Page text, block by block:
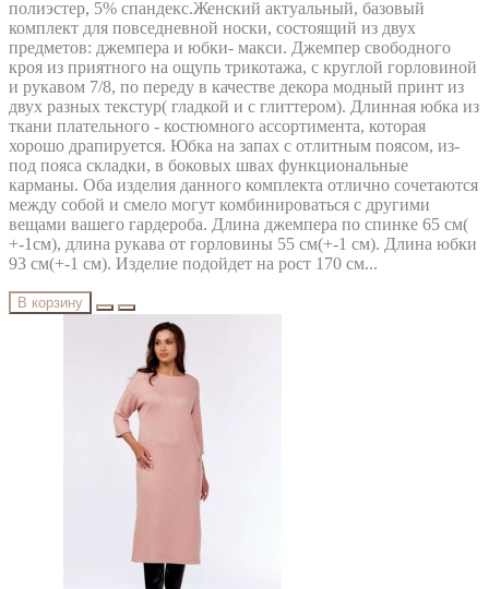
полиэстер, 5% спандекс.Женский актуальный, базовый
комплект для повседневной носки, состоящий из двух
предметов: джемпера и юбки- макси. Джемпер свободного
кроя из приятного на ощупь трикотажа, с круглой горловиной
и рукавом 7/8, по переду в качестве декора модный принт из
двух разных текстур( гладкой и с глиттером). Длинная юбка из
ткани плательного - костюмного ассортимента, которая
хорошо драпируется. Юбка на запах с отлитным поясом, из-
под пояса складки, в боковых швах функциональные
карманы. Оба изделия данного комплекта отлично сочетаются
между собой и смело могут комбинироваться с другими
вещами вашего гардероба. Длина джемпера по спинке 65 см(
+-1см), длина рукава от горловины 55 см(+-1 см). Длина юбки
93 см(+-1 см). Изделие подойдет на рост 170 см...
В корзину